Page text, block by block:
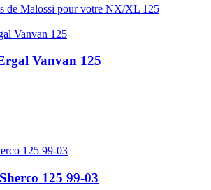
de Malossi pour votre NX/XL 125
Vanvan 125
125 99-03